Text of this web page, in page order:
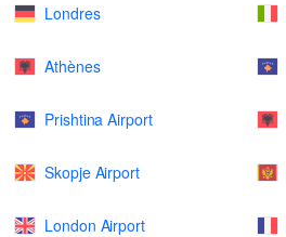
Londres
Athènes
Prishtina Airport
Skopje Airport
London Airport